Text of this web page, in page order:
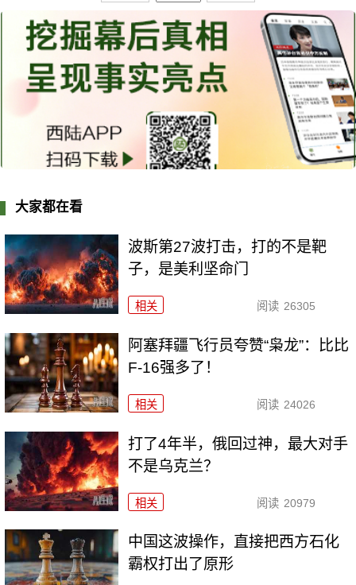
大家都在看
波斯第27波打击，打的不是靶
子，是美利坚命门
相关 阅读 26305
阿塞拜疆飞行员夸赞“枭龙”：比比
F-16强多了！
相关 阅读 24026
打了4年半，俄回过神，最大对手
不是乌克兰？
相关 阅读 20979
中国这波操作，直接把西方石化
霸权打出了原形